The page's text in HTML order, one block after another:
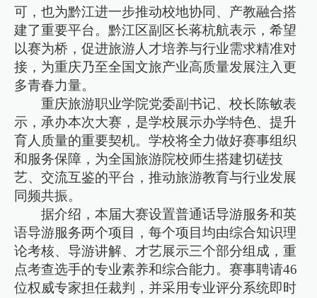
可，也为黔江进一步推动校地协同、产教融合搭
建了重要平台。黔江区副区长蒋杭航表示，希望
以赛为桥，促进旅游人才培养与行业需求精准对
接，为重庆乃至全国文旅产业高质量发展注入更
多青春力量。
重庆旅游职业学院党委副书记、校长陈敏表
示，承办本次大赛，是学校展示办学特色、提升
育人质量的重要契机。学校将全力做好赛事组织
和服务保障，为全国旅游院校师生搭建切磋技
艺、交流互鉴的平台，推动旅游教育与行业发展
同频共振。
据介绍，本届大赛设置普通话导游服务和英
语导游服务两个项目，每个项目均由综合知识理
论考核、导游讲解、才艺展示三个部分组成，重
点考查选手的专业素养和综合能力。赛事聘请46
位权威专家担任裁判，并采用专业评分系统即时